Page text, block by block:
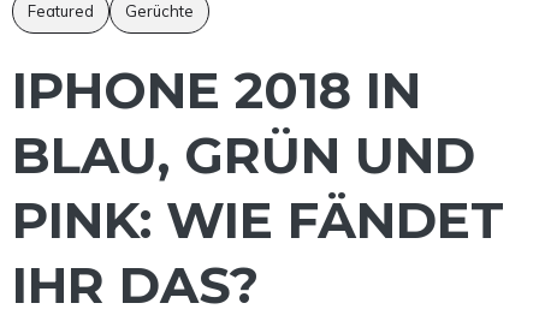
Featured Gerüchte
IPHONE 2018 IN
BLAU, GRÜN UND
PINK: WIE FÄNDET
IHR DAS?